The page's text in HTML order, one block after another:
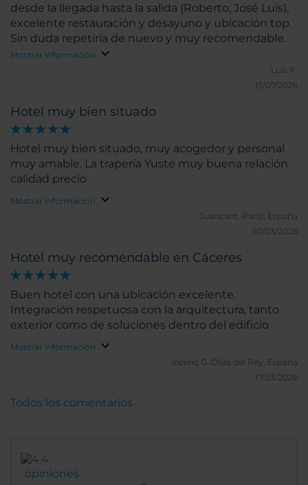
desde la llegada hasta la salida (Roberto, José Luis),
excelente restauración y desayuno y ubicación top.
Sin duda repetiría de nuevo y muy recomendable.
Mostrar información
Luis P.
13/07/2026
Hotel muy bien situado
Hotel muy bien situado, muy acogedor y personal
muy amable. La trapería Yuste muy buena relación
calidad precio
Mostrar información
Juancant.
Parla, España
30/03/2026
Hotel muy recomendable en Cáceres
Buen hotel con una ubicación excelente.
Integración respetuosa con la arquitectura, tanto
exterior como de soluciones dentro del edificio
Mostrar información
Vicenç G. Olías del Rey, España
17/03/2026
opiniones
Todos los comentarios